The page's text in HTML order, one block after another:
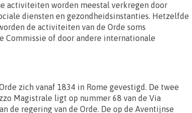
activiteiten worden meestal verkregen door
diensten en gezondheidsinstanties. Hetzelfde
de activiteiten van de Orde soms
Commissie of door andere internationale
zich vanaf 1834 in Rome gevestigd. De twee
Magistrale ligt op nummer 68 van de Via
de regering van de Orde. De op de Aventijnse